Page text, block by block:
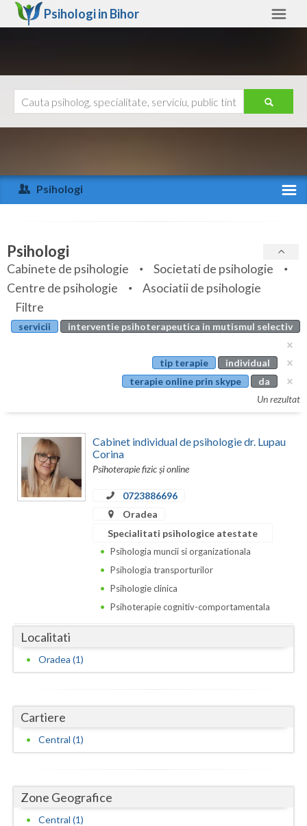
Psihologi in Bihor
Arad
Arges
Bihor
Bistrita-Nasaud
Botosani
Calarasi
Caras-Severin
Galati
Giurgiu
Harghita
Hunedoara
Iasi
Ajutor
Psihologi
Specialitati
Servicii
Articole
Evenimente
Psihologi
Cabinete de psihologie
Societati de psihologie
Centre de psihologie
Asociatii de psihologie
Filtre
servicii interventie psihoterapeutica in mutismul selectiv
tip terapie
individual
terapie online prin skype
da
Un rezultat
Cabinet individual de psihologie dr. Lupau
Corina
Psihoterapie fizic și online
0723886696
Oradea
Specialitati psihologice atestate
Psihologia muncii si organizationala
Psihologia transporturilor
Psihologie clinica
Psihoterapie cognitiv-comportamentala
Localitati
Oradea (1)
Cartiere
Central (1)
Zone Geografice
Central (1)